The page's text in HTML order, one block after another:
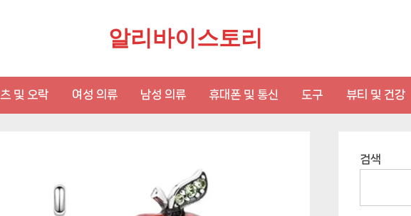
알리바이스토리
및 오락 여성 의류 남성 의류 휴대폰 및 통신 도구 뷰티 및 건강
검색